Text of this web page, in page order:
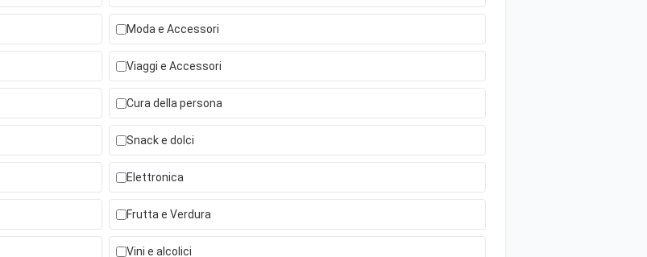
Moda e Accessori
Viaggi e Accessori
Cura della persona
Snack e dolci
Elettronica
Frutta e Verdura
Vini e alcolici